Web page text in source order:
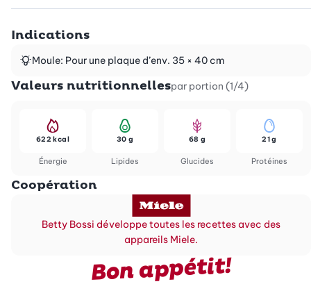
Indications
Moule: Pour une plaque d’env. 35 × 40 cm
Valeurs nutritionnellespar portion (1/4)
Énergie
622 kcal
Lipides
30 g
Glucides
68 g
Protéines
21 g
Coopération
Betty Bossi développe toutes les recettes avec des
appareils Miele.
Bon appétit!